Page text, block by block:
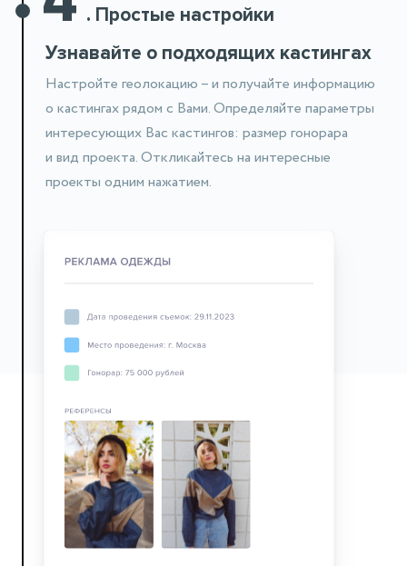
. Простые настройки
Узнавайте о подходящих кастингах
Настройте геолокацию – и получайте информацию
о кастингах рядом с Вами. Определяйте параметры
интересующих Вас кастингов: размер гонорара
и вид проекта. Откликайтесь на интересные
проекты одним нажатием.